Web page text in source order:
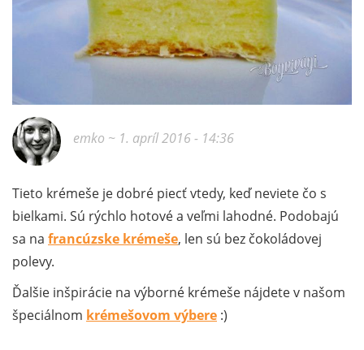
emko ~ 1. apríl 2016 - 14:36
Tieto krémeše je dobré piecť vtedy, keď neviete čo s
bielkami. Sú rýchlo hotové a veľmi lahodné. Podobajú
sa na francúzske krémeše, len sú bez čokoládovej
polevy.
Ďalšie inšpirácie na výborné krémeše nájdete v našom
špeciálnom krémešovom výbere :)